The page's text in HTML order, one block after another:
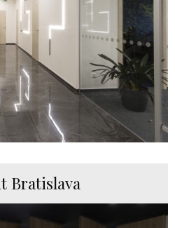
Bratislava